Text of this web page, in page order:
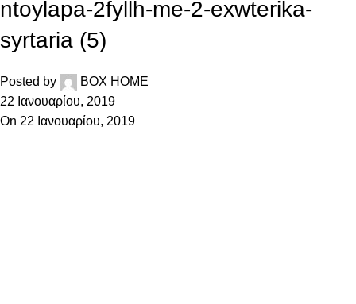
ntoylapa-2fyllh-me-2-exwterika-
syrtaria (5)
Posted by
BOX HOME
22 Ιανουαρίου, 2019
On 22 Ιανουαρίου, 2019